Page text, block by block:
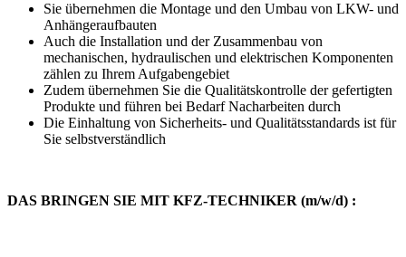
Sie übernehmen die Montage und den Umbau von LKW- und
Anhängeraufbauten
Auch die Installation und der Zusammenbau von
mechanischen, hydraulischen und elektrischen Komponenten
zählen zu Ihrem Aufgabengebiet
Zudem übernehmen Sie die Qualitätskontrolle der gefertigten
Produkte und führen bei Bedarf Nacharbeiten durch
Die Einhaltung von Sicherheits- und Qualitätsstandards ist für
Sie selbstverständlich
DAS BRINGEN SIE MIT KFZ-TECHNIKER (m/w/d) :